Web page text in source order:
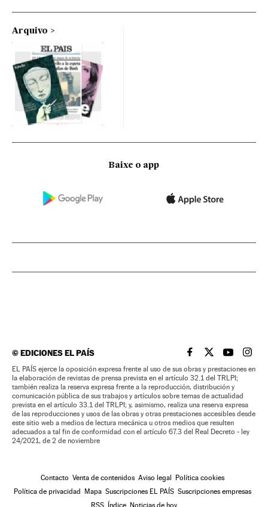
Arquivo
Baixe o app
©EDICIONES EL PAÍS EL PAÍS BRASIL EN
EL PAÍSEL PAÍS
EL
EL PAÍS ejerce la oposición expresa frente al uso de sus obras y prestaciones en
la elaboración de revistas de prensa prevista en el artículo 32.1 del TRLPI;
también realiza la reserva expresa frente a la reproducción, distribución y
comunicación pública de sus trabajos y artículos sobre temas de actualidad
prevista en el artículo 33.1 del TRLPI; y, asimismo, realiza una reserva expresa
de las reproducciones y usos de las obras y otras prestaciones accesibles desde
este sitio web a medios de lectura mecánica u otros medios que resulten
adecuados a tal fin de conformidad con el artículo 67.3 del Real Decreto - ley
24/2021, de 2 de noviembre
Contacto Venta de contenidos Aviso legal Política cookies
Política de privacidad Mapa Suscripciones EL PAÍS Suscripciones empresas
RSS Índice Noticias de hoy